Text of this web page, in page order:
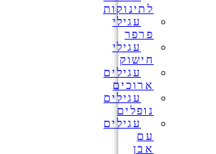
לתינוקות
עגילי
פרפר
עגילי
חישוק
עגילים
ארוכים
עגילים
נופלים
עגילים
עם
אבן